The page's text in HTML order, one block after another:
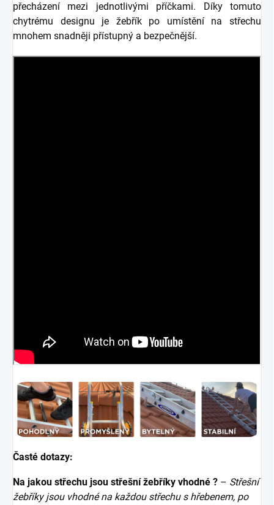
přecházení mezi jednotlivými příčkami. Díky tomuto
chytrému designu je žebřík po umístění na střechu
mnohem snadněji přístupný a bezpečnější.
Časté dotazy:
Na jakou střechu jsou střešní žebříky vhodné ? – Střešní
žebříky jsou vhodné na každou střechu s hřebenem, po